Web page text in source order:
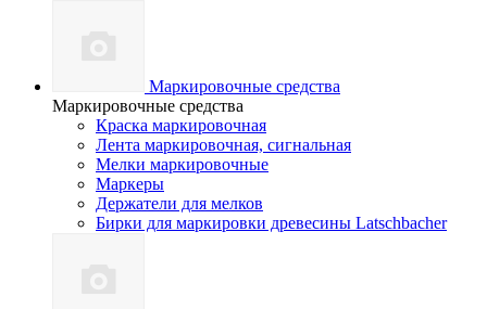
Маркировочные средства
Маркировочные средства
Краска маркировочная
Лента маркировочная, сигнальная
Мелки маркировочные
Маркеры
Держатели для мелков
Бирки для маркировки древесины Latschbacher